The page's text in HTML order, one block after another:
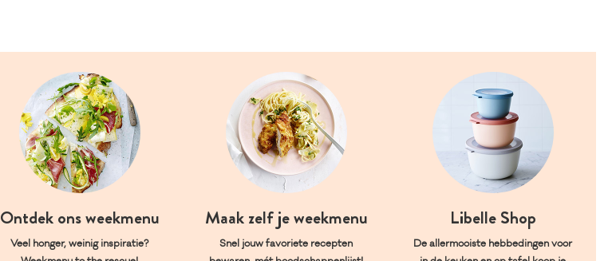
Ontdek ons weekmenu
Veel honger, weinig inspiratie?
Maak zelf je weekmenu
Snel jouw favoriete recepten
Libelle Shop
De allermooiste hebbedingen voor